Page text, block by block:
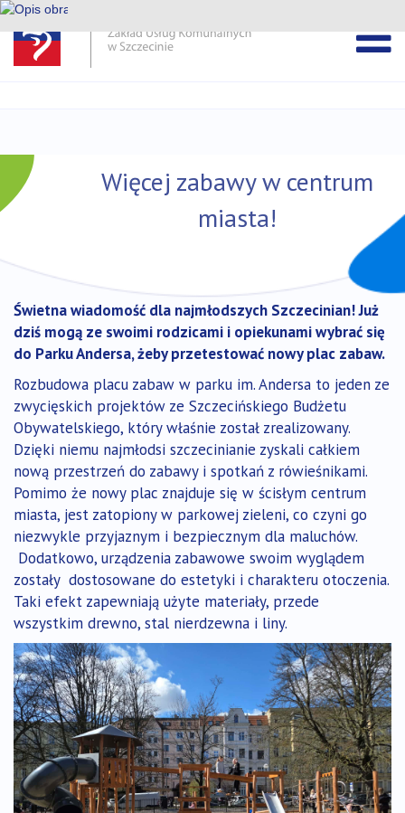
Pomiń
Przejdź
Więcej zabawy w centrum
miasta!
Świetna wiadomość dla najmłodszych Szczecinian! Już
dziś mogą ze swoimi rodzicami i opiekunami wybrać się
do Parku Andersa, żeby przetestować nowy plac zabaw.
Rozbudowa placu zabaw w parku im. Andersa to jeden ze
zwycięskich projektów ze Szczecińskiego Budżetu
Obywatelskiego, który właśnie został zrealizowany.
Dzięki niemu najmłodsi szczecinianie zyskali całkiem
nową przestrzeń do zabawy i spotkań z rówieśnikami.
Pomimo że nowy plac znajduje się w ścisłym centrum
miasta, jest zatopiony w parkowej zieleni, co czyni go
niezwykle przyjaznym i bezpiecznym dla maluchów.
Dodatkowo, urządzenia zabawowe swoim wyglądem
zostały dostosowane do estetyki i charakteru otoczenia.
Taki efekt zapewniają użyte materiały, przede
wszystkim drewno, stal nierdzewna i liny.